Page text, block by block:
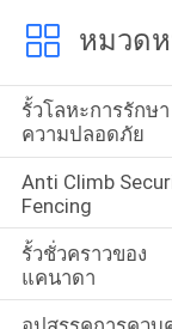
แผนผัง
เว็บไซต์
PRIVACY
POLICY
หมวด
รั้วโลหะการรักษา
ความปลอดภัย
Anti Climb
Fencing
รั้วชั่วคราวของ
แคนาดา